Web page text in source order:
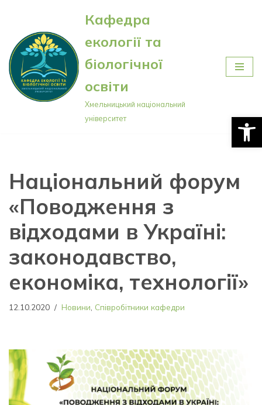
Перейти
до
вмісту
Кафедра
екології та
біологічної
освіти
Хмельницький національний
університет
Національний форум
«Поводження з
відходами в Україні:
законодавство,
економіка, технології»
12.10.2020 Новини Співробітники кафедри